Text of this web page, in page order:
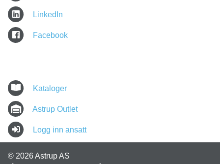
LinkedIn
Facebook
Kataloger
Astrup Outlet
Logg inn ansatt
© 2026 Astrup AS